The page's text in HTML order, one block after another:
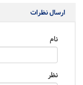
ارسال نظرات
نام
نظر